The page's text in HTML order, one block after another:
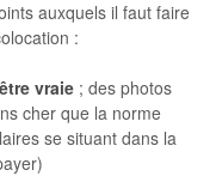
auxquels il faut faire
:
vraie ; des photos
cher que la norme
se situant dans la